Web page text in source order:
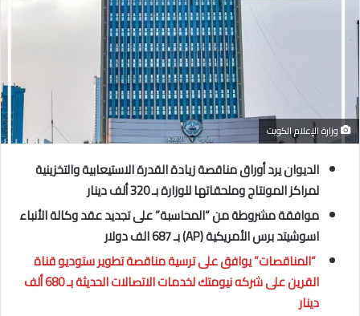
وزارة الإعلام الكويت
الديوان يرد أوراق مناقصة زيادة القدرة الاستيعابية والتخزينية
لمراكز المونتاج وملحقاتها للوزارة بـ 320 ألف دينار
موافقة مشروطة من “المحاسبة” علىتجديد عقد وكالة الأنباء
اسوشيتد برس الأمريكية (AP) بـ 687 الف دولار
“المناقصات” يوافق على ترسية مناقصة تطوير ستوديو قناة
القرين على شركه نيومتك لخدمات الاتصالات الحديثة بـ 680 ألف
دينار